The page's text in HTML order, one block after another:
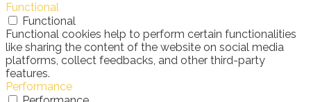
Functional
Functional
Functional cookies help to perform certain functionalities
like sharing the content of the website on social media
platforms, collect feedbacks, and other third-party
features.
Performance